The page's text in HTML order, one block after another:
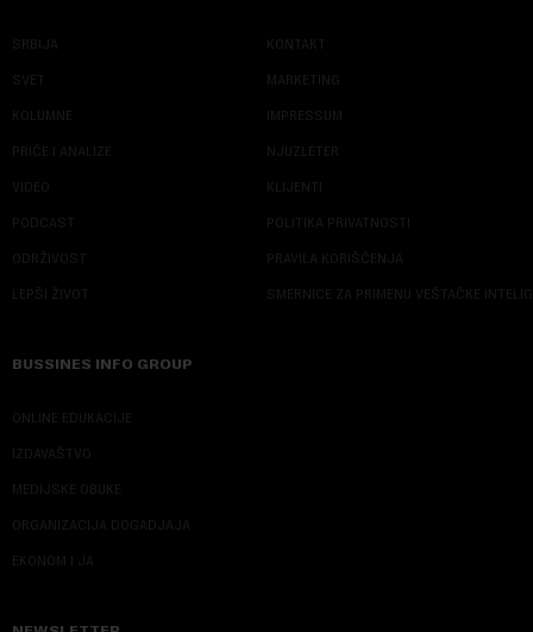
SRBIJA
SVET
KOLUMNE
PRIČE I ANALIZE
VIDEO
PODCAST
ODRŽIVOST
LEPŠI ŽIVOT
KONTAKT
MARKETING
IMPRESSUM
NJUZLETER
KLIJENTI
POLITIKA PRIVATNOSTI
PRAVILA KORIŠĆENJA
SMERNICE ZA PRIMENU VEŠTAČKE
BUSSINES INFO GROUP
ONLINE EDUKACIJE
IZDAVAŠTVO
MEDIJSKE OBUKE
ORGANIZACIJA DOGADJAJA
EKONOM I JA